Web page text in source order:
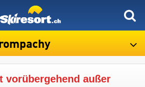
vorübergehend außer